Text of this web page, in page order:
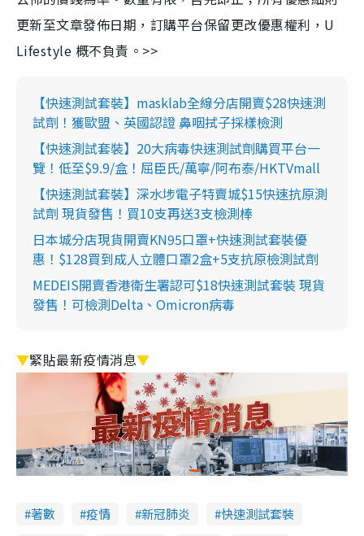
更新至文章發佈日期，訂購平台保留更改優惠權利，U
Lifestyle 概不負責。>>
【快速測試套裝】masklab全線分店開賣$28快速測
試劑！獲歐盟、英國認證 鼻咽拭子採樣檢測
【快速測試套裝】20大病毒快速測試劑購買平台一
覽！低至$9.9/盒！屈臣氏/萬寧/阿布泰/HKTVmall
【快速測試套裝】深水埗電子特賣城$15快速抗原測
試劑 現貨發售！買10支再送3支檢測棒
日本城分店現貨開賣KN95口罩+快速測試套裝優
惠！$128買到成人立體口罩2盒+5支抗原檢測試劑
MEDEIS開賣香港衛生署認可$18快速測試套裝 現貨
發售！可檢測Delta、Omicron病毒
▼緊貼最新疫情消息▼
著數 疫情 新冠肺炎
快速測試套裝